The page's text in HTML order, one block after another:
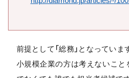
前提として「総務」となっていま
小規模企業の方は考えないこと